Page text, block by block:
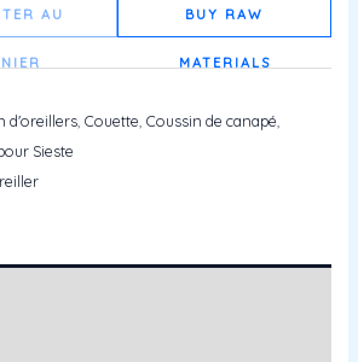
AU BUY RAW
MATERIALS
d'oreillers, Couette Coussin de canapé
Sieste